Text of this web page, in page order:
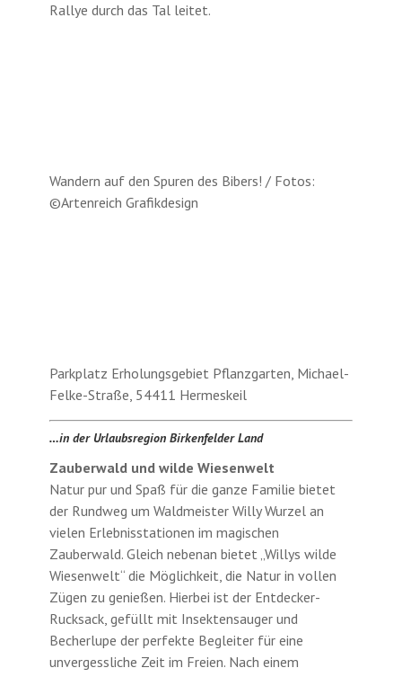
Rallye durch das Tal leitet.
Wandern auf den Spuren des Bibers! / Fotos:
©Artenreich Grafikdesign
Parkplatz Erholungsgebiet Pflanzgarten, Michael-
Felke-Straße, 54411 Hermeskeil
…in der Urlaubsregion Birkenfelder Land
Zauberwald und wilde Wiesenwelt
Natur pur und Spaß für die ganze Familie bietet
der Rundweg um Waldmeister Willy Wurzel an
vielen Erlebnisstationen im magischen
Zauberwald. Gleich nebenan bietet „Willys wilde
Wiesenwelt“ die Möglichkeit, die Natur in vollen
Zügen zu genießen. Hierbei ist der Entdecker-
Rucksack, gefüllt mit Insektensauger und
Becherlupe der perfekte Begleiter für eine
unvergessliche Zeit im Freien. Nach einem